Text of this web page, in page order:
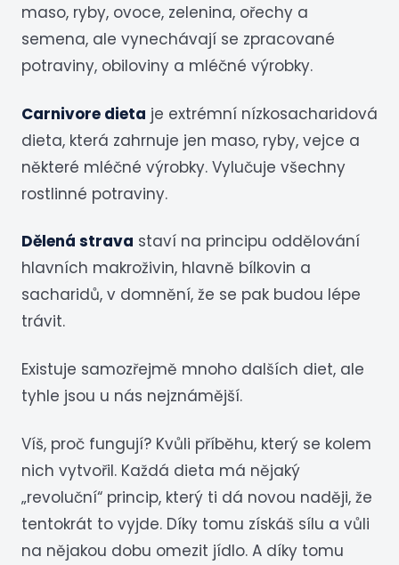
maso, ryby, ovoce, zelenina, ořechy a
semena, ale vynechávají se zpracované
potraviny, obiloviny a mléčné výrobky.
Carnivore dieta je extrémní nízkosacharidová
dieta, která zahrnuje jen maso, ryby, vejce a
některé mléčné výrobky. Vylučuje všechny
rostlinné potraviny.
Dělená strava staví na principu oddělování
hlavních makroživin, hlavně bílkovin a
sacharidů, v domnění, že se pak budou lépe
trávit.
Existuje samozřejmě mnoho dalších diet, ale
tyhle jsou u nás nejznámější.
Víš, proč fungují? Kvůli příběhu, který se kolem
nich vytvořil. Každá dieta má nějaký
„revoluční“ princip, který ti dá novou naději, že
tentokrát to vyjde. Díky tomu získáš sílu a vůli
na nějakou dobu omezit jídlo. A díky tomu